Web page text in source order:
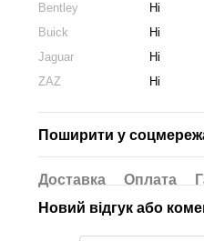
Bentley
Ні
Buick
Ні
Jaguar
Ні
ZAZ
Ні
Поширити у
Доставка Оплата
Новий відгук або